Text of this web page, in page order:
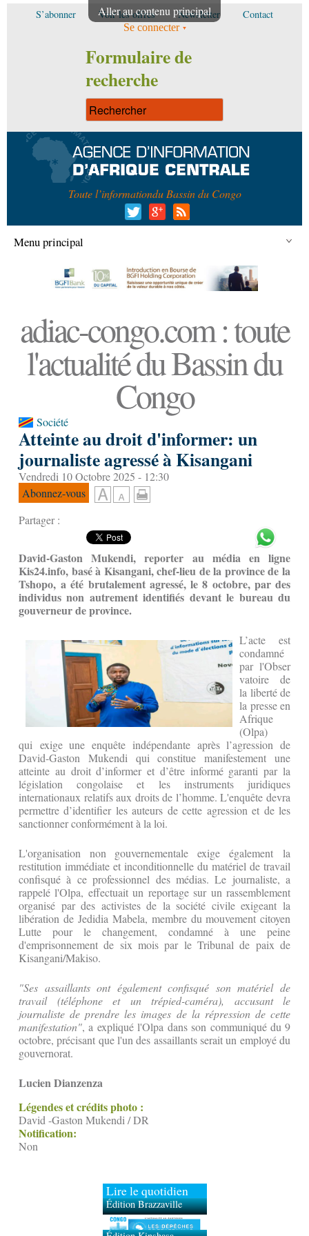
Aller au contenu principal
S’abonner Voir les offres Newsletter Contact
Se connecter
Formulaire de
recherche
Toute l’informationdu Bassin du Congo
Menu principal
adiac-congo.com : toute
l'actualité du Bassin du
Congo
Société
Atteinte au droit d'informer: un
journaliste agressé à Kisangani
Vendredi 10 Octobre 2025 - 12:30
Abonnez-vous
Partager :
David-Gaston Mukendi, reporter au média en ligne
Kis24.info, basé à Kisangani, chef-lieu de la province de la
Tshopo, a été brutalement agressé, le 8 octobre, par des
individus non autrement identifiés devant le bureau du
gouverneur de province.
L’acte est
condamné
par l'Obser
vatoire de
la liberté de
la presse en
Afrique
(Olpa)
qui exige une enquête indépendante après l’agression de
David-Gaston Mukendi qui constitue manifestement une
atteinte au droit d’informer et d’être informé garanti par la
législation congolaise et les instruments juridiques
internationaux relatifs aux droits de l’homme. L'enquête devra
permettre d’identifier les auteurs de cette agression et de les
sanctionner conformément à la loi.
L'organisation non gouvernementale exige également la
restitution immédiate et inconditionnelle du matériel de travail
confisqué à ce professionnel des médias. Le journaliste, a
rappelé l'Olpa, effectuait un reportage sur un rassemblement
organisé par des activistes de la société civile exigeant la
libération de Jedidia Mabela, membre du mouvement citoyen
Lutte pour le changement, condamné à une peine
d'emprisonnement de six mois par le Tribunal de paix de
Kisangani/Makiso.
"Ses assaillants ont également confisqué son matériel de
travail (téléphone et un trépied-caméra), accusant le
journaliste de prendre les images de la répression de cette
manifestation", a expliqué l'Olpa dans son communiqué du 9
octobre, précisant que l'un des assaillants serait un employé du
gouvernorat.
Lucien Dianzenza
Légendes et crédits photo :
David -Gaston Mukendi / DR
Notification:
Non
Lire le quotidien
Édition Brazzaville
Édition Kinshasa